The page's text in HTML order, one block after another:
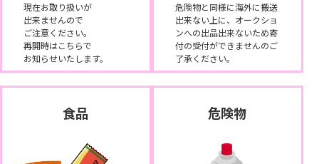
現在お取り扱いが
出来ませんので
ご注意ください。
再開時はこちらで
お知らせいたします。
危険物と同様に海外に搬送
出来ない上に、オークショ
ンへの出品出来ないため寄
付の受付ができませんのご
了承ください。
食品 危険物